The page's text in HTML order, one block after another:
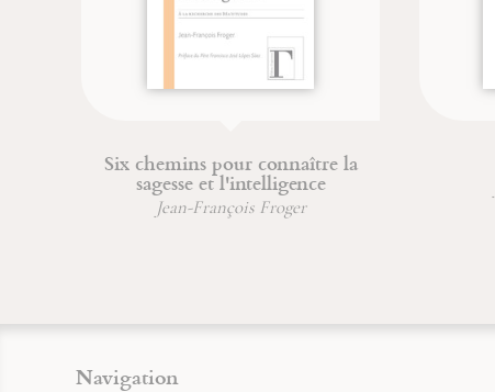
Six chemins pour connaître la
sagesse et l'intelligence
Jean-François Froger
Navigation